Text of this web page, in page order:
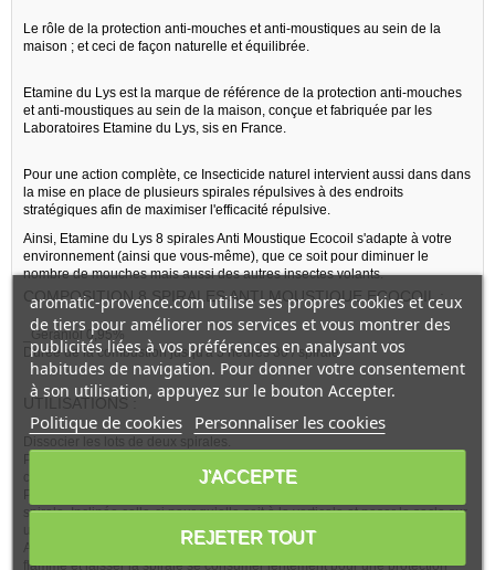
Le rôle de la protection anti-mouches et anti-moustiques au sein de la
maison ; et ceci de façon naturelle et équilibrée.
Etamine du Lys est la marque de référence de la protection anti-mouches
et anti-moustiques au sein de la maison, conçue et fabriquée par les
Laboratoires Etamine du Lys, sis en France.
Pour une action complète, ce Insecticide naturel intervient aussi dans dans
la mise en place de plusieurs spirales répulsives à des endroits
stratégiques afin de maximiser l'efficacité répulsive.
Ainsi, Etamine du Lys 8 spirales Anti Moustique Ecocoil s'adapte à votre
environnement (ainsi que vous-même), que ce soit pour diminuer le
nombre de mouches mais aussi des autres insectes volants.
COMPOSITION 8 SPIRALES ANTI MOUSTIQUE ECOCOIL :
_Géraniol 0,95%
Durée de la combustion jusqu'à 3 heures 30 / spirale
UTILISATIONS :
Dissocier les lots de deux spirales.
Prendre le socle en métal joint dans l’emballage et soulever la partie
centrale intégralement de façon à ce que la pointe soit à l’horizontale.
Placer une spirale sur le socle, grâce à l’encoche située au centre de la
spirale. Inclinée celle-ci pour qu’elle soit à la verticale et poser le socle sur
une coupelle pour recueillir les cendres.
Allumer le bout de la spirale avec un briquet ou une allumette, éteindre la
flamme et laisser la spirale se consumer lentement pour une protection
aromatic-provence.com utilise ses propres cookies et ceux
de tiers pour améliorer nos services et vous montrer des
publicités liées à vos préférences en analysant vos
habitudes de navigation. Pour donner votre consentement
à son utilisation, appuyez sur le bouton Accepter.
Politique de cookies Personnaliser les cookies
REJETER TOUT
J'ACCEPTE